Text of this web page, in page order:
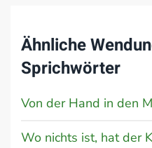
Ähnliche
Sprichwörter
Von der Hand in den
Wo nichts ist, hat der